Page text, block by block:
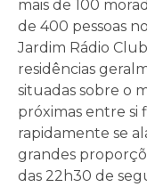
mais de 100
de 400 pessoas
Jardim Rádio
residências
situadas sobre o
próximas entre si
rapidamente se
grandes
das 22h30 de